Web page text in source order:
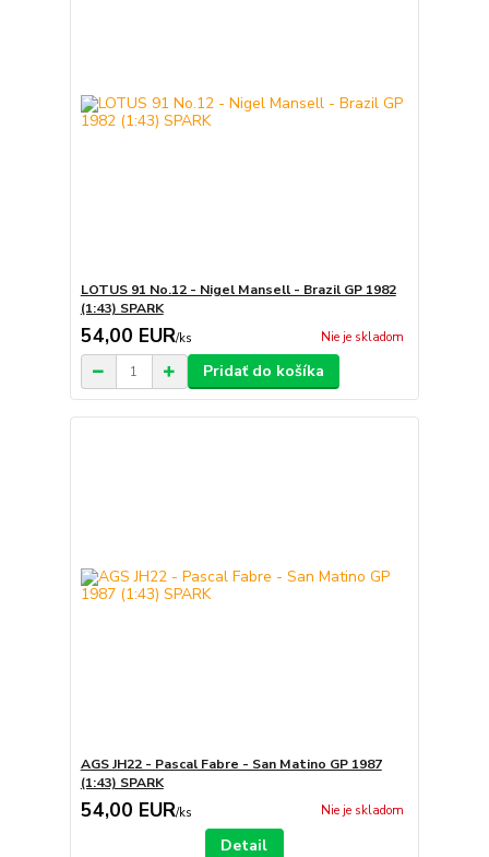
LOTUS 91 No.12 - Nigel Mansell - Brazil GP 1982
(1:43) SPARK
54,00 EUR/ks Nie je skladom
Pridať do košíka
AGS JH22 - Pascal Fabre - San Matino GP 1987
(1:43) SPARK
54,00 EUR/ks Nie je skladom
Detail